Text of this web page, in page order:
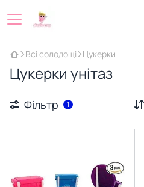
Всі солодощі Цукерки
Цукерки унітаз
Фільтр 1